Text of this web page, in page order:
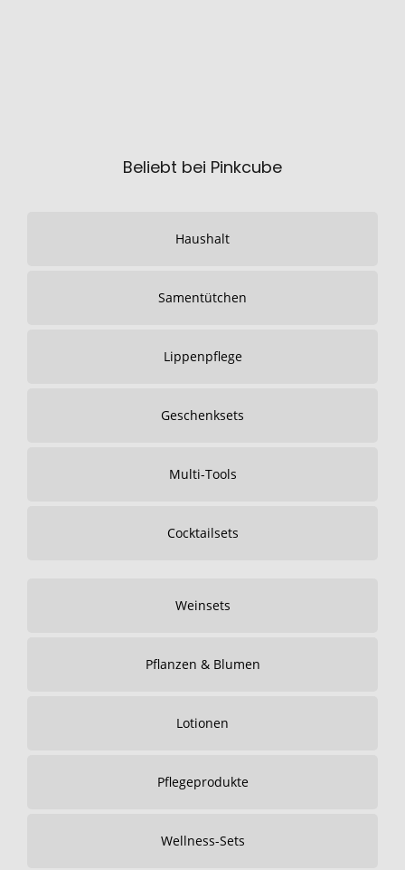
Beliebt bei Pinkcube
Haushalt
Samentütchen
Lippenpflege
Geschenksets
Multi-Tools
Cocktailsets
Weinsets
Pflanzen & Blumen
Lotionen
Pflegeprodukte
Wellness-Sets